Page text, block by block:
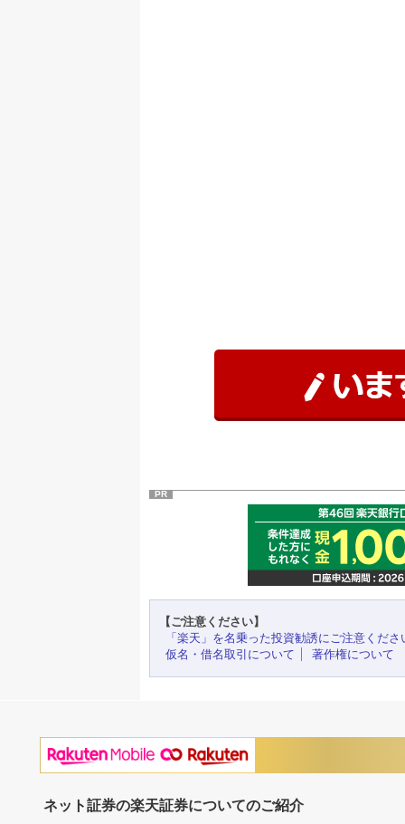
PR
【ご注意ください】
「楽天」を名乗った投資勧誘にご注意くださ
仮名・借名取引について
著作権について
ネット証券の楽天証券についてのご紹介